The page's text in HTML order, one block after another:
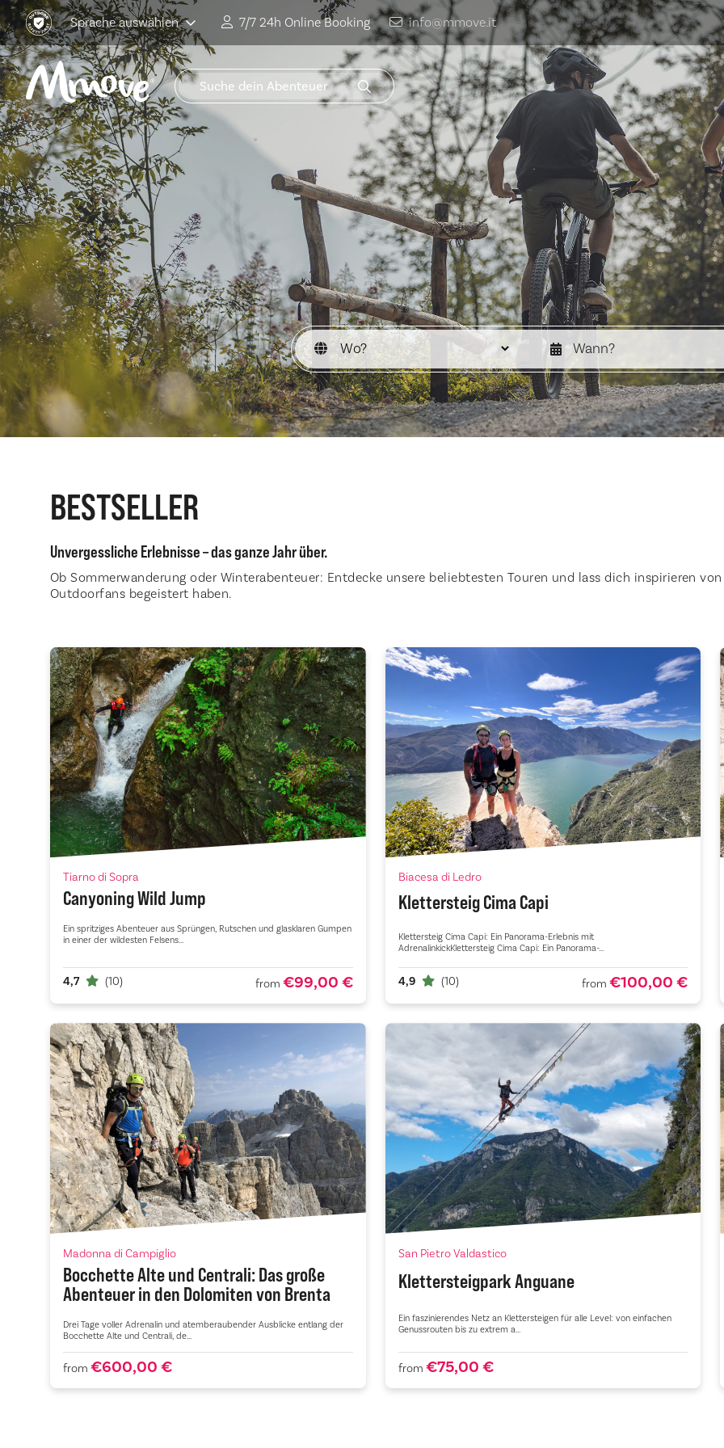
Sprache auswählen 7/7 24h Online Booking info@mmove.it
BESTSELLER
Unvergessliche Erlebnisse – das ganze Jahr über.
Ob Sommerwanderung oder Winterabenteuer: Entdecke unsere beliebtesten Touren und lass dich inspirieren
Outdoorfans begeistert haben.
Tiarno di Sopra
Canyoning Wild Jump
Ein spritziges Abenteuer aus Sprüngen, Rutschen und glasklaren Gumpen
in einer der wildesten Felsens...
4,7 (10) from €99,00 €
Biacesa di Ledro
Klettersteig Cima Capi
Klettersteig Cima Capi: Ein Panorama-Erlebnis mit
AdrenalinkickKlettersteig Cima Capi: Ein Panorama-...
4,9 (10) from€100,00 €
Madonna di Campiglio
Bocchette Alte und Centrali: Das große
Abenteuer in den Dolomiten von Brenta
Drei Tage voller Adrenalin und atemberaubender Ausblicke entlang der
Bocchette Alte und Centrali, de...
from €600,00 €
San Pietro Valdastico
Klettersteigpark Anguane
Ein faszinierendes Netz an Klettersteigen für alle Level: von einfachen
Genussrouten bis zu extrem a...
from €75,00 €